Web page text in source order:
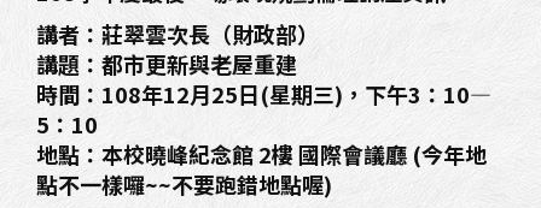
講者：莊翠雲次長（財政部）
講題：都市更新與老屋重建
時間：108年12月25日(星期三)，下午3：10—
5：10
地點：本校曉峰紀念館 2樓 國際會議廳 (今年地
點不一樣囉~~不要跑錯地點喔)